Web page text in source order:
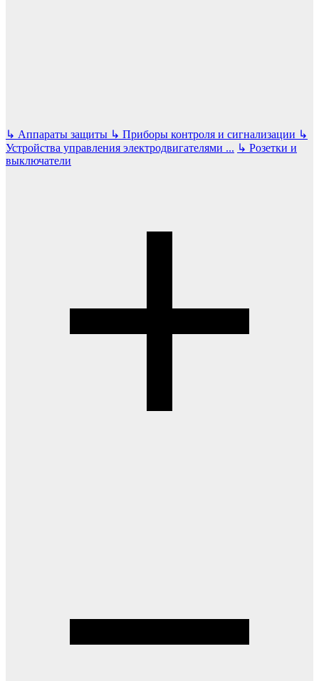
↳ Аппараты защиты ↳ Приборы контроля и сигнализации ↳
Устройства управления электродвигателями ... ↳ Розетки и
выключатели